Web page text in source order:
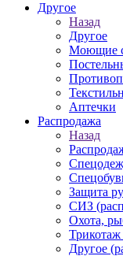
Другое
Назад
Другое
Моющие
Аптечки
Распродажа
Назад
Защита
СИЗ
Охота,
Другое